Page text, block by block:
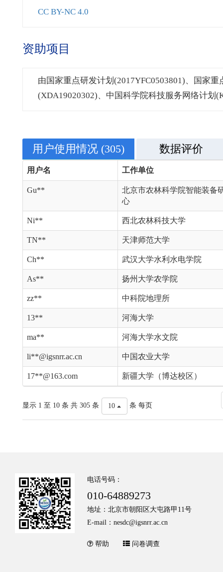
CC BY-NC 4.0
资助项目
由国家重点研发计划(2017YFC0503801)、国家
(XDA19020302)、中国科学院科技服务网络计划
用户使用情况 (305) 数据评价
用户名 工作单位
Gu**
北京市农林科学院智能装备
心
Ni** 西北农林科技大学
TN** 天津师范大学
Ch** 武汉大学水利水电学院
As** 扬州大学农学院
zz** 中科院地理所
13** 河海大学
ma** 河海大学水文院
li**@igsnrr.ac.cn 中国农业大学
17**@163.com 新疆大学（博达校区）
显示 1 至 10 条 共 305 条 10 条 每页
电话号码：
010-64889273
地址：北京市朝阳区大屯路甲11号
E-mail：nesdc@igsnrr.ac.cn
帮助 问卷调查